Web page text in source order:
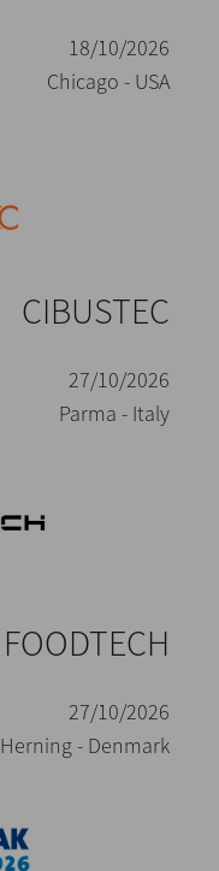
18/10/2026
Chicago - USA
CIBUSTEC
27/10/2026
Parma - Italy
FOODTECH
27/10/2026
Herning - Denmark